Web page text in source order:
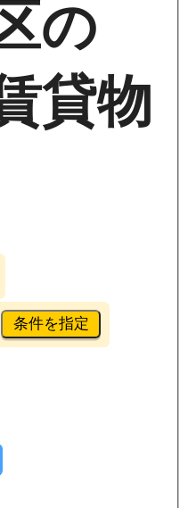
の
貸物
条件を指定